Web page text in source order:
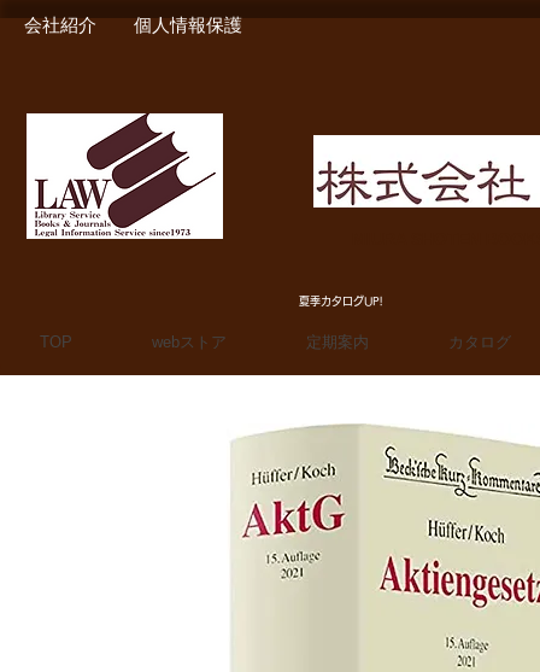
会社紹介 個人情報保護
夏季カタログUP!
TOP webストア 定期案内 カタログ